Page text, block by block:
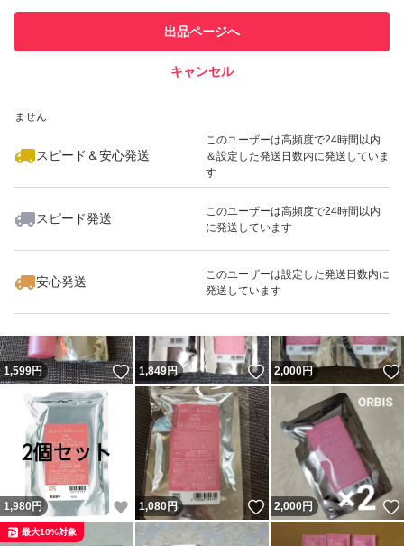
#ヘアウォーター
#ヘアミルク
#集中ケア
#つめかえ
#スタイリング
#ドライヤー
#ダメージ補修
での取引実績があります
ません
スピード＆安心発送
このユーザーは高頻度で24時間以内
＆設定した発送日数内に発送していま
す
スピード発送
このユーザーは高頻度で24時間以内
に発送しています
安心発送
このユーザーは設定した発送日数内に
発送しています
出品ページへ
キャンセル
いいね！
3,200
1,599円 いいね！
1,849円 いいね！
2,000円
1,980円 いいね！
1,080円 いいね！
2,000円
最大10%対象